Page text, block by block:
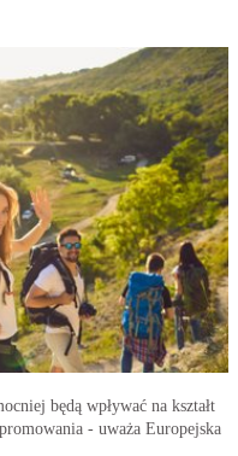
będą wpływać na kształt
- uważa Europejska